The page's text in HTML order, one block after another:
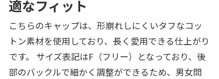
適なフィット
こちらのキャップは、形崩れしにくいタフなコッ
トン素材を使用しており、長く愛用できる仕上がり
です。 サイズ表記はF（フリー）となっており、後
部のバックルで細かく調整ができるため、男女問